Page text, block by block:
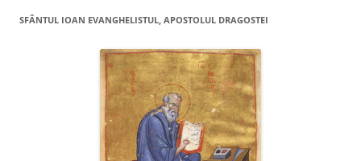
SFÂNTUL IOAN EVANGHELISTUL, APOSTOLUL DRAGOSTEI